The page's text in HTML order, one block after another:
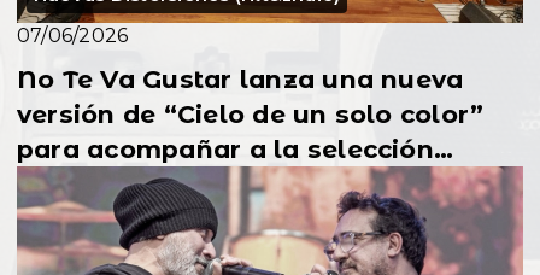
07/06/2026
No Te Va Gustar lanza una nueva
versión de “Cielo de un solo color”
para acompañar a la selección
uruguaya en el Mundial